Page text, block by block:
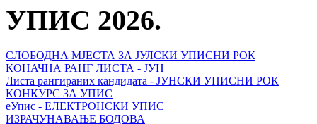
УПИС 2026.
СЛОБОДНА МЈЕСТА ЗА ЈУЛСКИ УПИСНИ РОК
КОНАЧНА РАНГ ЛИСТА - ЈУН
Листа рангираних кандидата - ЈУНСКИ УПИСНИ РОК
КОНКУРС ЗА УПИС
еУпис - ЕЛЕКТРОНСКИ УПИС
ИЗРАЧУНАВАЊЕ БОДОВА